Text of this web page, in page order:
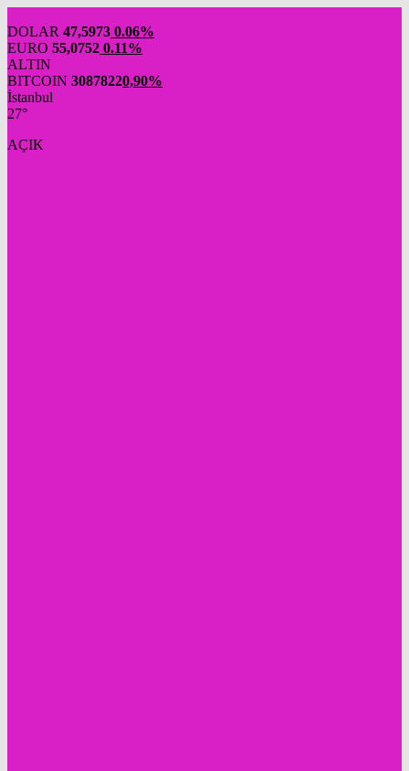
DOLAR 47,5973 0.06%
EURO 55,0752 0.11%
ALTIN
BITCOIN 30878220,90%
İstanbul
27°
AÇIK